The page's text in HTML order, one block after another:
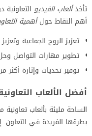
تأخذألعاب الفيديو
أهم النقاط حولأهمية
تعزيز الروح الجماعية
تطوير مهارات التواصل
توفير تحديات وإثارة أكثر
أفضل الألعاب
الساحة مليئة بألعاب
بطرقها الفريدة في التعاون.